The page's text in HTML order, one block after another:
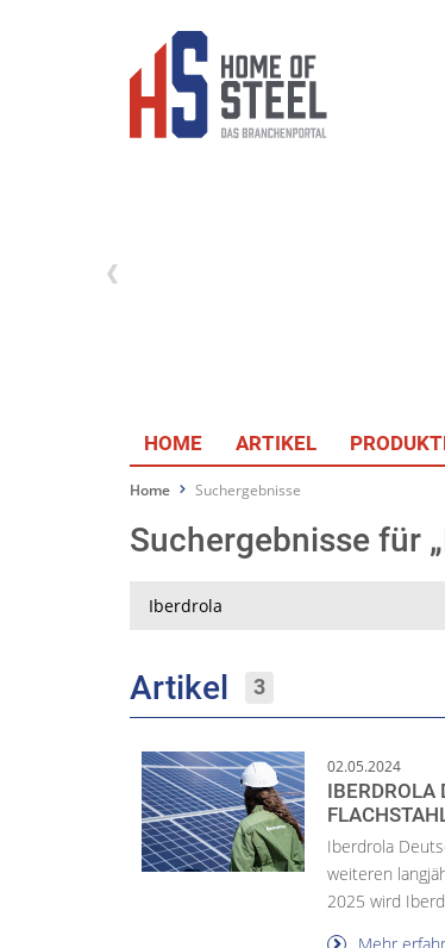
HOME ARTIKEL
Home Suchergebnisse
Suchergebnisse für
Artikel 3
02.05.2024
IBERDROLA
LACHSTAHL
Iberdrola
weiteren
2025 wird
Mehr